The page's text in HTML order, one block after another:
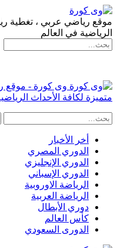
موقع رياضي عربي ، تغطية
الرياضية في العالم
وى كورة - موقع
متميزة لكافة الأحداث
أخر الأخبار
الدوري المصري
الدوري الإنجليزي
الدوري الإسباني
الرياضة الاوروبية
الرياضة العربية
دوري الأبطال
كأس العالم
الدورى السعودي